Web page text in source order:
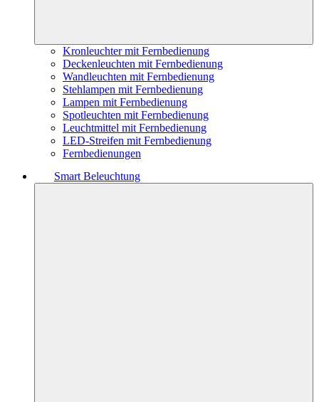
Kronleuchter mit Fernbedienung
Deckenleuchten mit Fernbedienung
Wandleuchten mit Fernbedienung
Stehlampen mit Fernbedienung
Lampen mit Fernbedienung
Spotleuchten mit Fernbedienung
Leuchtmittel mit Fernbedienung
LED-Streifen mit Fernbedienung
Fernbedienungen
Smart Beleuchtung